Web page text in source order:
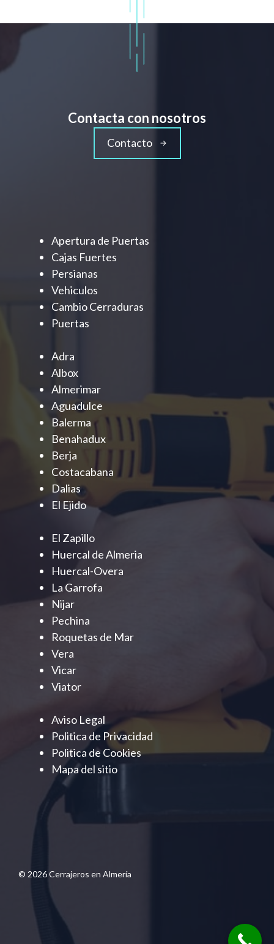
Contacta con nosotros
Contacto
Apertura de Puertas
Cajas Fuertes
Persianas
Vehiculos
Cambio Cerraduras
Puertas
Adra
Albox
Almerimar
Aguadulce
Balerma
Benahadux
Berja
Costacabana
Dalias
El Ejido
El Zapillo
Huercal de Almeria
Huercal-Overa
La Garrofa
Nijar
Pechina
Roquetas de Mar
Vera
Vicar
Viator
Aviso Legal
Politica de Privacidad
Politica de Cookies
Mapa del sitio
© 2026 Cerrajeros en Almería